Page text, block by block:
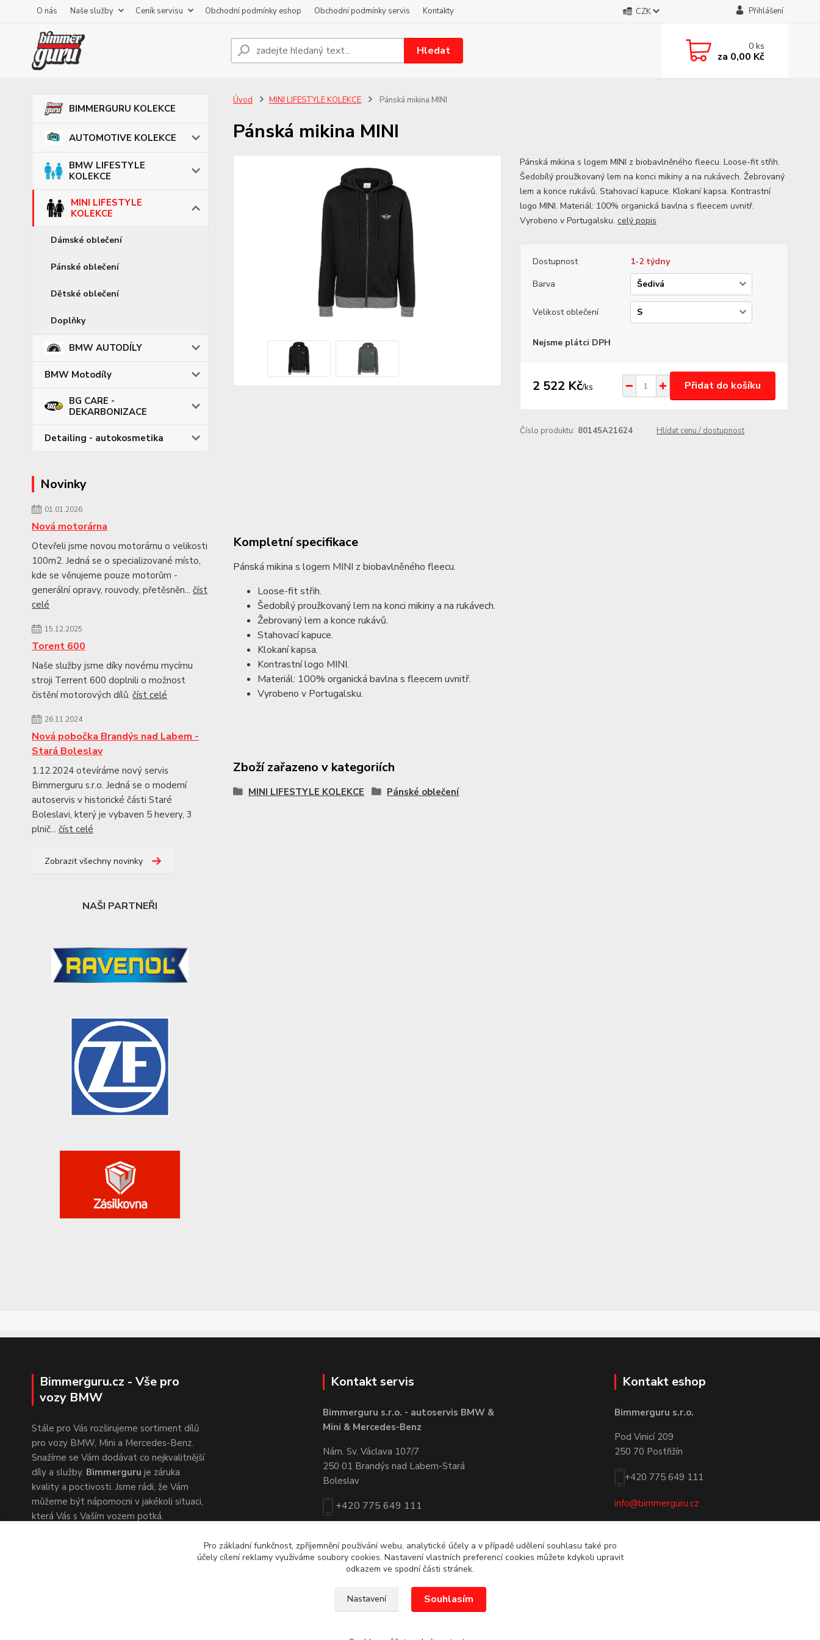
O nás Naše služby Ceník servisu Obchodní podmínky eshop Obchodní podmínky servis Kontakty CZK Přihlášení
Hledat 0ks
za 0,00 Kč
BIMMERGURU KOLEKCE
AUTOMOTIVE KOLEKCE
BMW LIFESTYLE
KOLEKCE
MINI LIFESTYLE
KOLEKCE
Dámské oblečení
Pánské oblečení
Dětské oblečení
Doplňky
BMW AUTODÍLY
BMW Motodíly
BG CARE -
DEKARBONIZACE
Detailing - autokosmetika
Novinky
01.01.2026
Nová motorárna
Otevřeli jsme novou motorárnu o velikosti
100m2. Jedná se o specializované místo,
kde se věnujeme pouze motorům -
generální opravy, rouvody, přetěsněn... číst
celé
15.12.2025
Torent 600
Naše služby jsme díky novému mycímu
stroji Terrent 600 doplnili o možnost
čistění motorových dílů. číst celé
26.11.2024
Nová pobočka Brandýs nad Labem -
Stará Boleslav
1.12.2024 otevíráme nový servis
Bimmerguru s.r.o. Jedná se o moderní
autoservis v historické části Staré
Boleslavi, který je vybaven 5 hevery, 3
plnič... číst celé
Zobrazit všechny novinky
NAŠI PARTNEŘI
Úvod MINI LIFESTYLE KOLEKCE Pánská mikina MINI
Pánská mikina MINI
Pánská mikina s logem MINI z biobavlněného fleecu. Loose-fit střih.
Šedobílý proužkovaný lem na konci mikiny a na rukávech. Žebrovaný
lem a konce rukávů. Stahovací kapuce. Klokaní kapsa. Kontrastní
logo MINI. Materiál: 100% organická bavlna s fleecem uvnitř.
Vyrobeno v Portugalsku. celý popis
Dostupnost
1-2 týdny
Barva
Velikost oblečení
Nejsme plátci DPH
2 522 Kč/ks Přidat do košíku
Číslo produktu: 80145A21624 Hlídat cenu / dostupnost
Kompletní specifikace
Pánská mikina s logem MINI z biobavlněného fleecu.
Loose-fit střih.
Šedobílý proužkovaný lem na konci mikiny a na rukávech.
Žebrovaný lem a konce rukávů.
Stahovací kapuce.
Klokaní kapsa.
Kontrastní logo MINI.
Materiál: 100% organická bavlna s fleecem uvnitř.
Vyrobeno v Portugalsku.
Zboží zařazeno v kategoriích
MINI LIFESTYLE KOLEKCE Pánské oblečení
Bimmerguru.cz - Vše pro
vozy BMW
Stále pro Vás rozširujeme sortiment dílů
pro vozy BMW, Mini a Mercedes-Benz.
Snažíme se Vám dodávat co nejkvalitnější
díly a služby. Bimmerguru je záruka
kvality a poctivosti. Jsme rádi, že Vám
můžeme být nápomocni v jakékoli situaci,
která Vás s Vaším vozem potká.
Kontakt servis
Bimmerguru s.r.o. - autoservis BMW &
Mini & Mercedes-Benz
Nám. Sv. Václava 107/7
250 01 Brandýs nad Labem-Stará
Boleslav
+420 775 649 111
Kontakt eshop
Bimmerguru s.r.o.
Pod Vinicí 209
250 70 Postřižín
+420 775 649 111
info@bimmerguru.cz
Pro základní funkčnost, zpříjemnění používání webu, analytické účely a v případě udělení souhlasu také pro
účely cílení reklamy využíváme soubory cookies. Nastavení vlastních preferencí cookies můžete kdykoli upravit
odkazem ve spodní části stránek.
Nastavení Souhlasím